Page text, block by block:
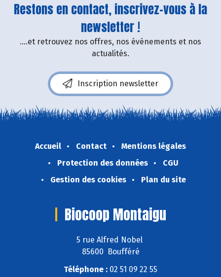
Restons en contact, inscrivez-vous à la
newsletter !
....et retrouvez nos offres, nos événements et nos
actualités.
Inscription newsletter
Accueil Contact
Mentions légales
Protection des données
CGU
Gestion des cookies
Plan du site
Biocoop Montaigu
5 rue Alfred Nobel
85600 Boufféré
Téléphone : 02 51 09 22 55